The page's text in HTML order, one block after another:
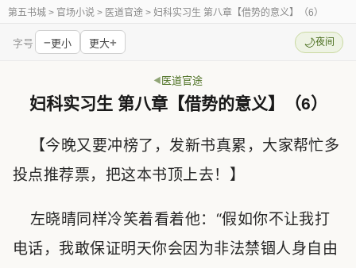
第五书城 > 官场小说 > 医道官途 > 妇科实习生 第八章【借势的意义】（6）
字号 −更小 更大+ 🌙夜间
医道官途
妇科实习生 第八章【借势的意义】（6）
【今晚又要冲榜了，发新书真累，大家帮忙多
投点推荐票，把这本书顶上去！】
左晓晴同样冷笑着看着他：“假如你不让我打
电话，我敢保证明天你会因为非法禁锢人身自由